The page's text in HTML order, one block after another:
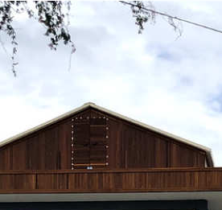
hsprecisao
3 de dez. de 2021
2 min de leitura
HS PRECISÃO -